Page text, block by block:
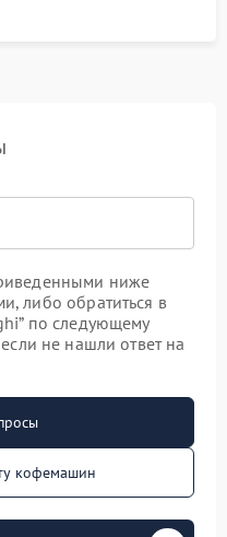
ниже
либо обратиться в
по следующему
если не нашли ответ на
кофемашин